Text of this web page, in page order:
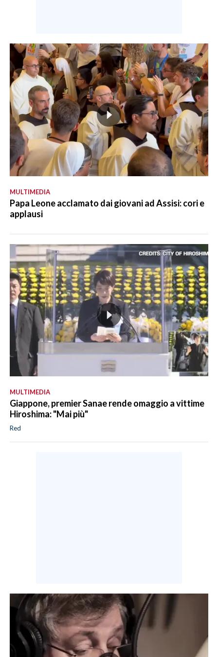
MULTIMEDIA
Papa Leone acclamato dai giovani ad Assisi: cori e
applausi
MULTIMEDIA
Giappone, premier Sanae rende omaggio a vittime
Hiroshima: "Mai più"
Red